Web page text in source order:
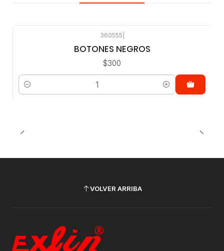
360555
BOTONES NEGROS
$300
Cantidad
VOLVER ARRIBA